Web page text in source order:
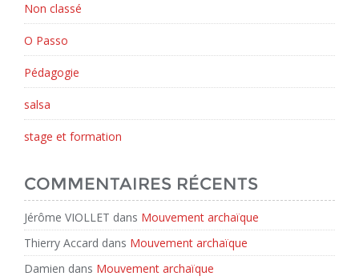
Non classé
O Passo
Pédagogie
salsa
stage et formation
COMMENTAIRES RÉCENTS
Jérôme VIOLLET dans Mouvement archaïque
Thierry Accard dans Mouvement archaïque
Damien dans Mouvement archaïque